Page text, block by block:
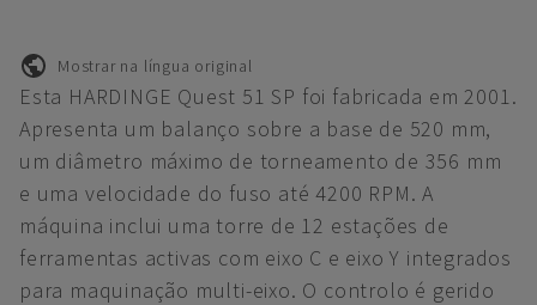
Mostrar na língua original
Esta HARDINGE Quest 51 SP foi fabricada em 2001.
Apresenta um balanço sobre a base de 520 mm,
um diâmetro máximo de torneamento de 356 mm
e uma velocidade do fuso até 4200 RPM. A
máquina inclui uma torre de 12 estações de
ferramentas activas com eixo C e eixo Y integrados
para maquinação multi-eixo. O controlo é gerido